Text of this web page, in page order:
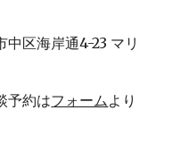
区海岸通4-23 マリ
予約はフォームより